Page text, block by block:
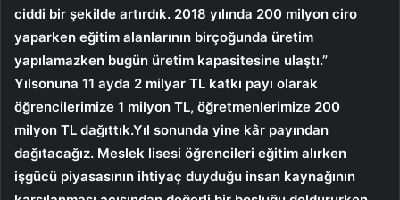
ciddi bir şekilde artırdık. 2018 yılında 200 milyon ciro
yaparken eğitim alanlarının birçoğunda üretim
yapılamazken bugün üretim kapasitesine ulaştı.”
Yılsonuna 11 ayda 2 milyar TL katkı payı olarak
öğrencilerimize 1 milyon TL, öğretmenlerimize 200
milyon TL dağıttık.Yıl sonunda yine kâr payından
dağıtacağız. Meslek lisesi öğrencileri eğitim alırken
işgücü piyasasının ihtiyaç duyduğu insan kaynağının